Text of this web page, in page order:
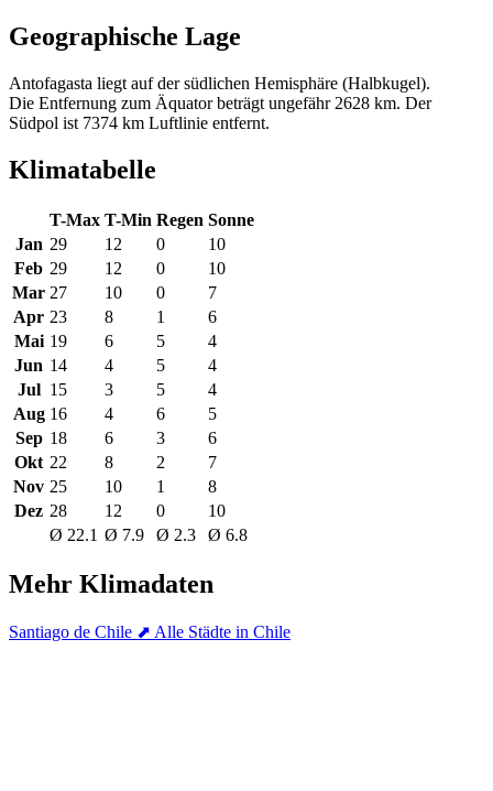
Geographische Lage
Antofagasta liegt auf der südlichen Hemisphäre (Halbkugel).
Die Entfernung zum Äquator beträgt ungefähr 2628 km. Der
Südpol ist 7374 km Luftlinie entfernt.
Klimatabelle
T-Max T-Min Regen Sonne
Jan 29 12 0
10
Feb 29 12 0
10
Mar 27 10 0
7
Apr 23 8 1
6
Mai 19 6 5
4
Jun 14 4 5
4
Jul 15 3 5
4
Aug 16 4 6
5
Sep 18 6 3
6
Okt 22 8 2
7
Nov 25 10 1
8
Dez 28 12 0
10
Ø 22.1 Ø 7.9 Ø 2.3 Ø 6.8
Mehr Klimadaten
Santiago de Chile ⬈ Alle Städte in Chile